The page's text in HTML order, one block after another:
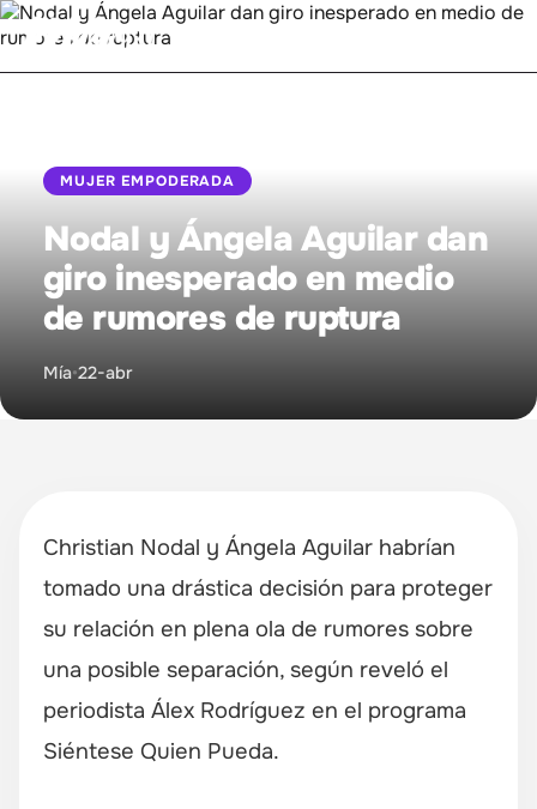
Bienestar
Entretenimiento
Mujer Empoderada
Proyecto MIA
MUJER EMPODERADA
Nodal y Ángela Aguilar dan
giro inesperado en medio
de rumores de ruptura
Mía•22-abr
Christian Nodal y Ángela Aguilar habrían
tomado una drástica decisión para proteger
su relación en plena ola de rumores sobre
una posible separación, según reveló el
periodista Álex Rodríguez en el programa
Siéntese Quien Pueda.